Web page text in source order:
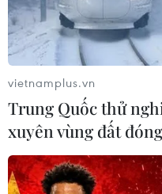
Tâm.
vietnamplus.vn
Trung Quốc thử
xuyên vùng đất